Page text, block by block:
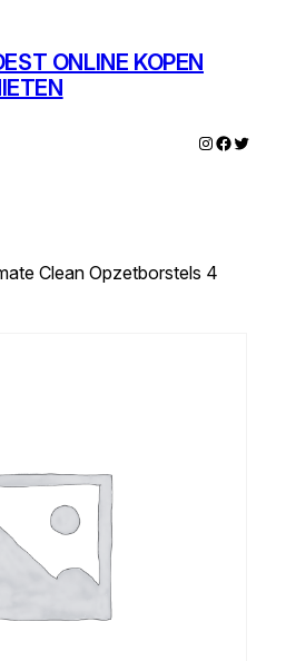
ONLINE KOPEN
Instagram
Twitter
Clean Opzetborstels 4